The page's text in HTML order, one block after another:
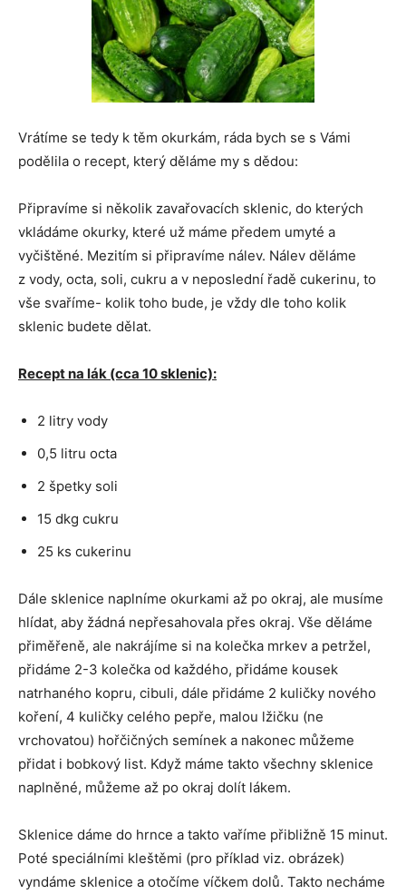
Vrátíme se tedy k těm okurkám, ráda bych se s Vámi
podělila o recept, který děláme my s dědou:
Připravíme si několik zavařovacích sklenic, do kterých
vkládáme okurky, které už máme předem umyté a
vyčištěné. Mezitím si připravíme nálev. Nálev děláme
z vody, octa, soli, cukru a v neposlední řadě cukerinu, to
vše svaříme- kolik toho bude, je vždy dle toho kolik
sklenic budete dělat.
Recept na lák (cca 10 sklenic):
2 litry vody
0,5 litru octa
2 špetky soli
15 dkg cukru
25 ks cukerinu
Dále sklenice naplníme okurkami až po okraj, ale musíme
hlídat, aby žádná nepřesahovala přes okraj. Vše děláme
přiměřeně, ale nakrájíme si na kolečka mrkev a petržel,
přidáme 2-3 kolečka od každého, přidáme kousek
natrhaného kopru, cibuli, dále přidáme 2 kuličky nového
koření, 4 kuličky celého pepře, malou lžičku (ne
vrchovatou) hořčičných semínek a nakonec můžeme
přidat i bobkový list. Když máme takto všechny sklenice
naplněné, můžeme až po okraj dolít lákem.
Sklenice dáme do hrnce a takto vaříme přibližně 15 minut.
Poté speciálními kleštěmi (pro příklad viz. obrázek)
vyndáme sklenice a otočíme víčkem dolů. Takto necháme